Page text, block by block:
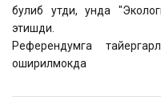
булиб утди, унда
этишди.
Референдумга
оширилмокда